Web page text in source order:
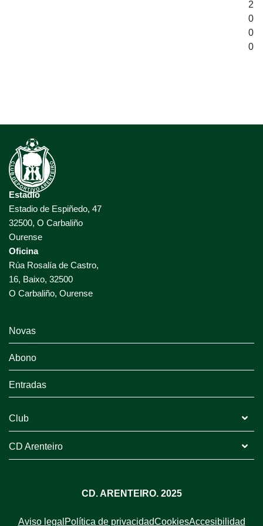
2
0
0
0
Estadio
Estadio de Espiñedo, 47
32500, O Carbaliño
Ourense
Oficina
Rúa Rosalía de Castro,
16, Baixo, 32500
O Carbaliño, Ourense
Novas
Abono
Entradas
Club
CD Arenteiro
CD. ARENTEIRO. 2025
Aviso legal Política de privacidadCookiesAccesibilidad